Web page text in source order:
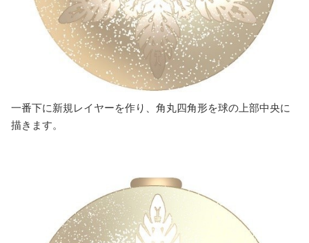
一番下に新規レイヤーを作り、角丸四角形を球の上部中央に
描きます。